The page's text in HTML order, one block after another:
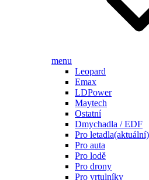
menu
Leopard
Emax
LDPower
Maytech
Ostatní
Dmychadla / EDF
Pro letadla(aktuální)
Pro auta
Pro lodě
Pro drony
Pro vrtulníky